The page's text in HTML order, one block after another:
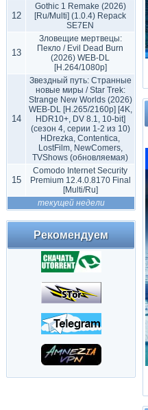
12
Gothic 1 Remake (2026)
[Ru/Multi] (1.0.4) Repack
SE7EN
13
Зловещие мертвецы:
Пекло / Evil Dead Burn
(2026) WEB-DL
[H.264/1080p]
14
Звездный путь: Странные
новые миры / Star Trek:
Strange New Worlds (2026)
WEB-DL [H.265/2160p] [4K,
HDR10+, DV 8.1, 10-bit]
(сезон 4, серии 1-2 из 10)
HDrezka, Contentica,
LostFilm, NewComers,
TVShows (обновляемая)
15
Comodo Internet Security
Premium 12.4.0.8170 Final
[Multi/Ru]
текущей недели
Рекомендуем